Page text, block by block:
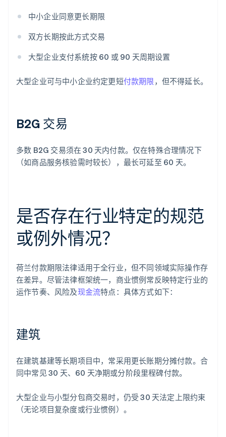
中小企业同意更长期限
双方长期按此方式交易
大型企业支付系统按 60 或 90 天周期设置
大型企业可与中小企业约定更短付款期限 ，但不得延长。
B2G 交易
多数 B2G 交易须在 30 天内付款。仅在特殊合理情况下
（如商品服务核验需时较长），最长可延至 60 天。
是否存在行业特定的规范
或例外情况？
荷兰付款期限法律适用于全行业，但不同领域实际操作存
在差异。尽管法律框架统一，商业惯例常反映特定行业的
运作节奏、风险及现金流特点：具体方式如下：
建筑
在建筑基建等长期项目中，常采用更长账期分摊付款。合
同中常见 30 天、60 天净期或分阶段里程碑付款。
大型企业与小型分包商交易时，仍受 30 天法定上限约束
（无论项目复杂度或行业惯例）。